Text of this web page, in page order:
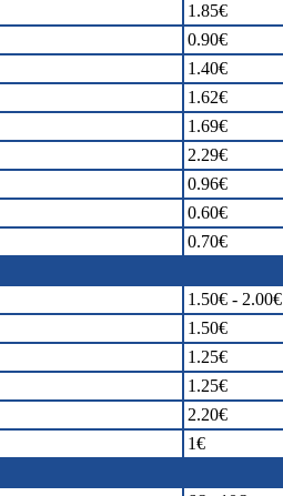
1.85€
0.90€
1.40€
1.62€
1.69€
2.29€
0.96€
0.60€
0.70€
1.50€ - 2.00€
1.50€
1.25€
1.25€
2.20€
1€